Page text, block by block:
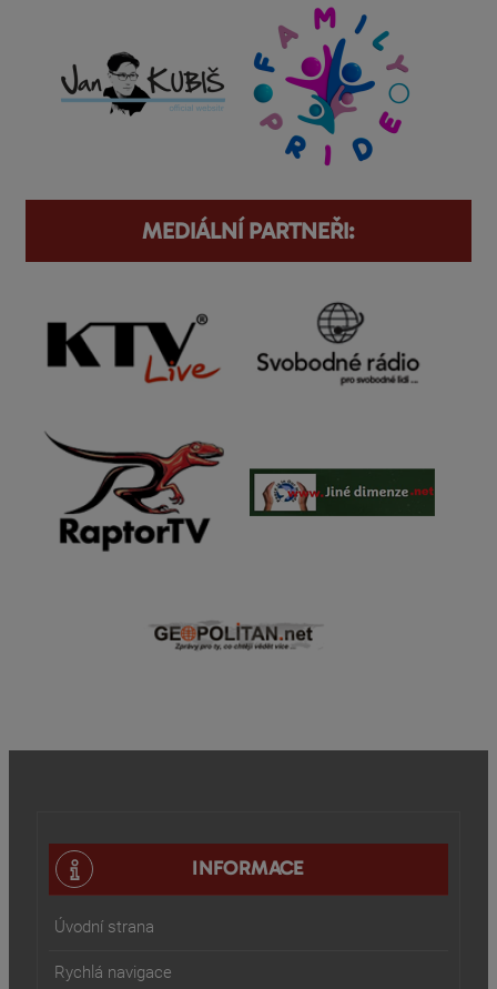
MEDIÁLNÍ PARTNEŘI:
INFORMACE
Úvodní strana
Rychlá navigace